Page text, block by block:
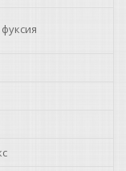
фуксия